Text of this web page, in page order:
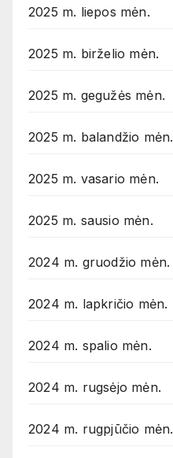
2025 m. liepos mėn.
2025 m. birželio mėn.
2025 m. gegužės mėn.
2025 m. balandžio mėn.
2025 m. vasario mėn.
2025 m. sausio mėn.
2024 m. gruodžio mėn.
2024 m. lapkričio mėn.
2024 m. spalio mėn.
2024 m. rugsėjo mėn.
2024 m. rugpjūčio mėn.